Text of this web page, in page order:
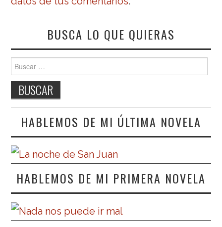
BUSCA LO QUE QUIERAS
Buscar:
HABLEMOS DE MI ÚLTIMA NOVELA
HABLEMOS DE MI PRIMERA NOVELA